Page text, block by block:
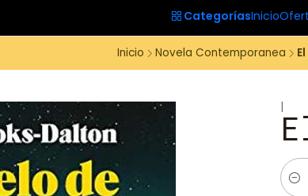
CategoríasInicio
Inicio Novela Contemporanea
|